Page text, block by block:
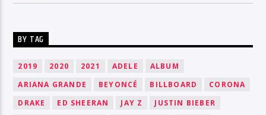
BY TAG
2019 2020 2021 ADELE
ALBUM
ARIANA GRANDE
BEYONCÉ BILLBOARD
CORONA
DRAKE
ED SHEERAN JAY Z
JUSTIN BIEBER